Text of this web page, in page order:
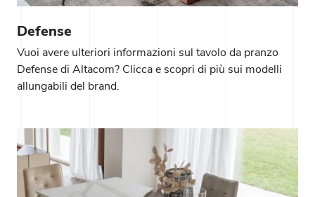
Defense
Vuoi avere ulteriori informazioni sul tavolo da pranzo
Defense di Altacom? Clicca e scopri di più sui modelli
allungabili del brand.